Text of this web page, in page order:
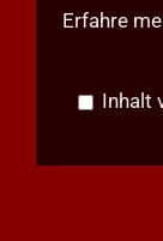
Erfahre
Inhalt